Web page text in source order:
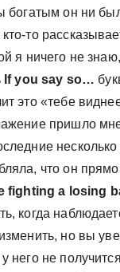
богатым он ни
то
я ничего не
If you say so…
это «тебе
пришло
несколько
что он
fighting a losing
когда
но вы
него не